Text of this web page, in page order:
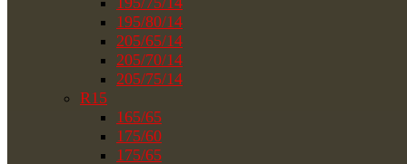
195/80/14
205/65/14
205/70/14
205/75/14
R15
165/65
175/60
175/65